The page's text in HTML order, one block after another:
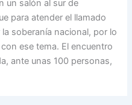
un salón al sur de
para atender el llamado
soberanía nacional, por lo
ese tema. El encuentro
ante unas 100 personas,